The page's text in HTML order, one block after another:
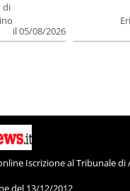
di
il 05/08/2026
Iscrizione al Tribunale di